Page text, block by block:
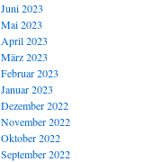
Juni 2023
Mai 2023
April 2023
März 2023
Februar 2023
Januar 2023
Dezember 2022
November 2022
Oktober 2022
September 2022